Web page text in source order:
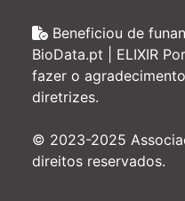
Beneficiou de
BioData.pt | ELIXIR
fazer o
diretrizes.
© 2023-2025
direitos reservados.